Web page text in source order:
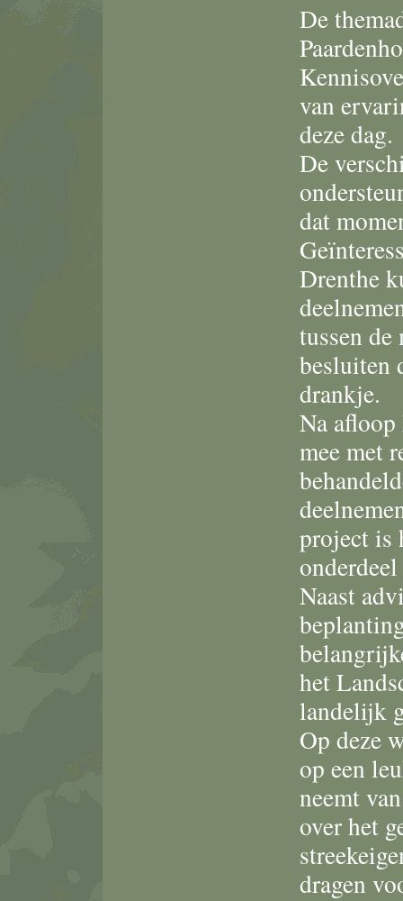
De
van
deze dag.
De
dat
Drenthe
tussen
besluiten
drankje.
Na
mee met
project is
Naast
het
landelijk
Op deze
op een
neemt
over het
dragen